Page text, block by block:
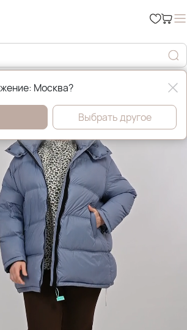
и куртки
Москва?
Выбрать другое